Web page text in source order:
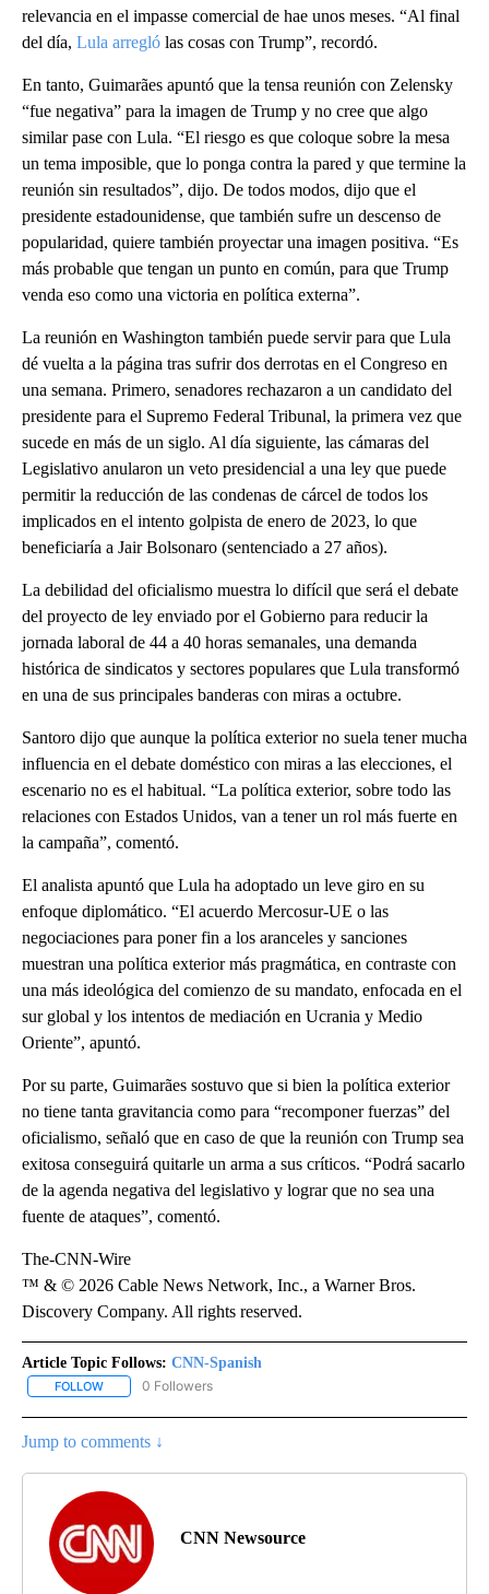
relevancia en el impasse comercial de hae unos meses. “Al final
del día, Lula arregló las cosas con Trump”, recordó.
En tanto, Guimarães apuntó que la tensa reunión con Zelensky
“fue negativa” para la imagen de Trump y no cree que algo
similar pase con Lula. “El riesgo es que coloque sobre la mesa
un tema imposible, que lo ponga contra la pared y que termine la
reunión sin resultados”, dijo. De todos modos, dijo que el
presidente estadounidense, que también sufre un descenso de
popularidad, quiere también proyectar una imagen positiva. “Es
más probable que tengan un punto en común, para que Trump
venda eso como una victoria en política externa”.
La reunión en Washington también puede servir para que Lula
dé vuelta a la página tras sufrir dos derrotas en el Congreso en
una semana. Primero, senadores rechazaron a un candidato del
presidente para el Supremo Federal Tribunal, la primera vez que
sucede en más de un siglo. Al día siguiente, las cámaras del
Legislativo anularon un veto presidencial a una ley que puede
permitir la reducción de las condenas de cárcel de todos los
implicados en el intento golpista de enero de 2023, lo que
beneficiaría a Jair Bolsonaro (sentenciado a 27 años).
La debilidad del oficialismo muestra lo difícil que será el debate
del proyecto de ley enviado por el Gobierno para reducir la
jornada laboral de 44 a 40 horas semanales, una demanda
histórica de sindicatos y sectores populares que Lula transformó
en una de sus principales banderas con miras a octubre.
Santoro dijo que aunque la política exterior no suela tener mucha
influencia en el debate doméstico con miras a las elecciones, el
escenario no es el habitual. “La política exterior, sobre todo las
relaciones con Estados Unidos, van a tener un rol más fuerte en
la campaña”, comentó.
El analista apuntó que Lula ha adoptado un leve giro en su
enfoque diplomático. “El acuerdo Mercosur-UE o las
negociaciones para poner fin a los aranceles y sanciones
muestran una política exterior más pragmática, en contraste con
una más ideológica del comienzo de su mandato, enfocada en el
sur global y los intentos de mediación en Ucrania y Medio
Oriente”, apuntó.
Por su parte, Guimarães sostuvo que si bien la política exterior
no tiene tanta gravitancia como para “recomponer fuerzas” del
oficialismo, señaló que en caso de que la reunión con Trump sea
exitosa conseguirá quitarle un arma a sus críticos. “Podrá sacarlo
de la agenda negativa del legislativo y lograr que no sea una
fuente de ataques”, comentó.
The-CNN-Wire
™ & © 2026 Cable News Network, Inc., a Warner Bros.
Discovery Company. All rights reserved.
Article Topic Follows: CNN-Spanish
FOLLOW FOLLOW "CNN-SPANISH" TO RECEIVE NOTIFICATIONS ABOUT
0 Followers
Jump to comments ↓
CNN Newsource